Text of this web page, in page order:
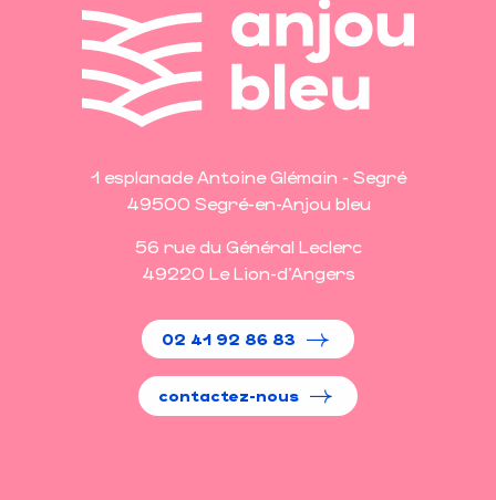
1 esplanade Antoine Glémain - Segré
49500 Segré-en-Anjou bleu
56 rue du Général Leclerc
49220 Le Lion-d'Angers
02 41 92 86 83
contactez-nous